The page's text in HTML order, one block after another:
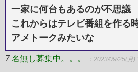
一家に何台もあるのが不思議
これからはテレビ番組を作る
アメトークみたいな
7 名無し募集中。。。 ：2023/09/25(月